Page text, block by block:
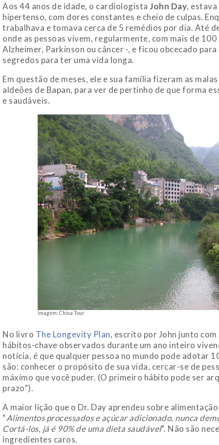
Aos 44 anos de idade, o cardiologista John Day,
hipertenso, com dores constantes e cheio de culpas.
trabalhava e tomava cerca de 5 remédios por dia. Até
onde as pessoas vivem, regularmente, com mais de
Alzheimer, Parkinson ou câncer -, e ficou obcecado
segredos para ter uma vida longa.
Em questão de meses, ele e sua família fizeram as
aldeões de Bapan, para ver de pertinho de que forma
e saudáveis.
Imagem: China Tour
No livro The Longevity Plan, escrito por John junto
hábitos-chave observados durante um ano inteiro
notícia, é que qualquer pessoa no mundo pode adotar
são: conhecer o propósito de sua vida, cercar-se de
máximo que você puder. (O primeiro hábito pode ser
prazo”).
A maior lição que o Dr. Day aprendeu sobre
“Alimentos processados e açúcar adicionado, nunca
Cortá-los, já é 90% de uma dieta saudável“. Não são
ingredientes caros.